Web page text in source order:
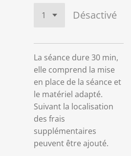
Désactivé
La séance dure 30 min,
elle comprend la mise
en place de la séance et
le matériel adapté.
Suivant la localisation
des frais
supplémentaires
peuvent être ajouté.